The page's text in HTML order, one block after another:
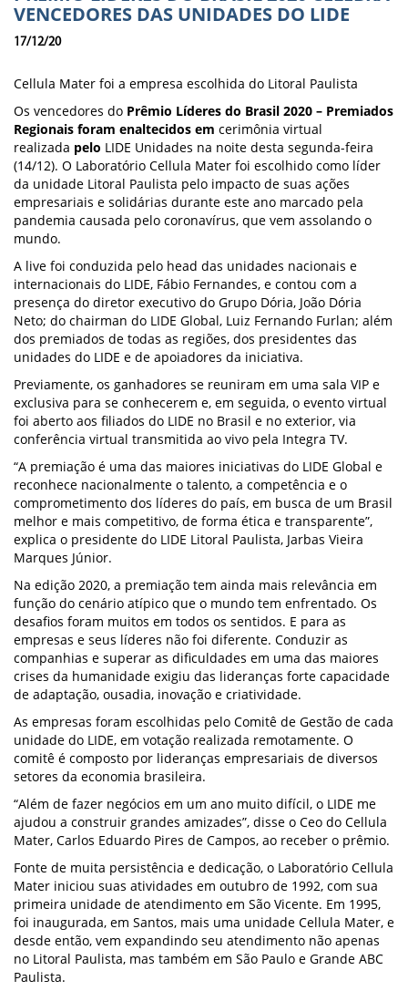
VENCEDORES DAS UNIDADES DO LIDE
17/12/20
Cellula Mater foi a empresa escolhida do Litoral Paulista
Os vencedores do Prêmio Líderes do Brasil 2020 – Premiados
Regionais foram enaltecidos em cerimônia virtual
realizada pelo LIDE Unidades na noite desta segunda-feira
(14/12). O Laboratório Cellula Mater foi escolhido como líder
da unidade Litoral Paulista pelo impacto de suas ações
empresariais e solidárias durante este ano marcado pela
pandemia causada pelo coronavírus, que vem assolando o
mundo.
A live foi conduzida pelo head das unidades nacionais e
internacionais do LIDE, Fábio Fernandes, e contou com a
presença do diretor executivo do Grupo Dória, João Dória
Neto; do chairman do LIDE Global, Luiz Fernando Furlan; além
dos premiados de todas as regiões, dos presidentes das
unidades do LIDE e de apoiadores da iniciativa.
Previamente, os ganhadores se reuniram em uma sala VIP e
exclusiva para se conhecerem e, em seguida, o evento virtual
foi aberto aos filiados do LIDE no Brasil e no exterior, via
conferência virtual transmitida ao vivo pela Integra TV.
“A premiação é uma das maiores iniciativas do LIDE Global e
reconhece nacionalmente o talento, a competência e o
comprometimento dos líderes do país, em busca de um Brasil
melhor e mais competitivo, de forma ética e transparente”,
explica o presidente do LIDE Litoral Paulista, Jarbas Vieira
Marques Júnior.
Na edição 2020, a premiação tem ainda mais relevância em
função do cenário atípico que o mundo tem enfrentado. Os
desafios foram muitos em todos os sentidos. E para as
empresas e seus líderes não foi diferente. Conduzir as
companhias e superar as dificuldades em uma das maiores
crises da humanidade exigiu das lideranças forte capacidade
de adaptação, ousadia, inovação e criatividade.
As empresas foram escolhidas pelo Comitê de Gestão de cada
unidade do LIDE, em votação realizada remotamente. O
comitê é composto por lideranças empresariais de diversos
setores da economia brasileira.
“Além de fazer negócios em um ano muito difícil, o LIDE me
ajudou a construir grandes amizades”, disse o Ceo do Cellula
Mater, Carlos Eduardo Pires de Campos, ao receber o prêmio.
Fonte de muita persistência e dedicação, o Laboratório Cellula
Mater iniciou suas atividades em outubro de 1992, com sua
primeira unidade de atendimento em São Vicente. Em 1995,
foi inaugurada, em Santos, mais uma unidade Cellula Mater, e
desde então, vem expandindo seu atendimento não apenas
no Litoral Paulista, mas também em São Paulo e Grande ABC
Paulista.